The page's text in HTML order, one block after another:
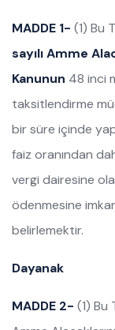
MADDE 1- (1) Bu
sayılı Amme
Kanunun 48 inci
taksitlendirme
bir süre içinde
faiz oranından
vergi dairesine
ödenmesine
belirlemektir.
Dayanak
MADDE 2- (1) Bu